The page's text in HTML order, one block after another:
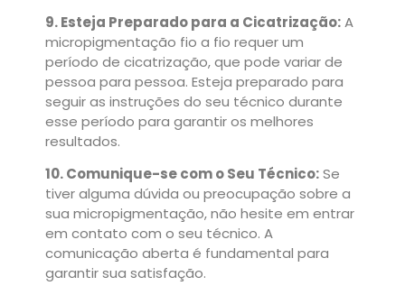
9. Esteja Preparado para a Cicatrização:A
micropigmentação fio a fio requer um
período de cicatrização, que pode variar de
pessoa para pessoa. Esteja preparado para
seguir as instruções do seu técnico durante
esse período para garantir os melhores
resultados.
10. Comunique-se com o Seu Técnico:Se
tiver alguma dúvida ou preocupação sobre a
sua micropigmentação, não hesite em entrar
em contato com o seu técnico. A
comunicação aberta é fundamental para
garantir sua satisfação.